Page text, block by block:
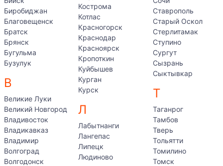
Биробиджан
Благовещенск
Братск
Брянск
Бугульма
Бузулук
В
Великие Луки
Великий Новгород
Владивосток
Владикавказ
Владимир
Волгоград
Волгодонск
Кострома
Котлас
Красногорск
Краснодар
Красноярск
Кропоткин
Куйбышев
Курган
Курск
Л
Лабытнанги
Лангепас
Липецк
Людиново
Ставрополь
Старый Оскол
Стерлитамак
Ступино
Сургут
Сызрань
Сыктывкар
Т
Таганрог
Тамбов
Тверь
Тольятти
Томилино
Томск